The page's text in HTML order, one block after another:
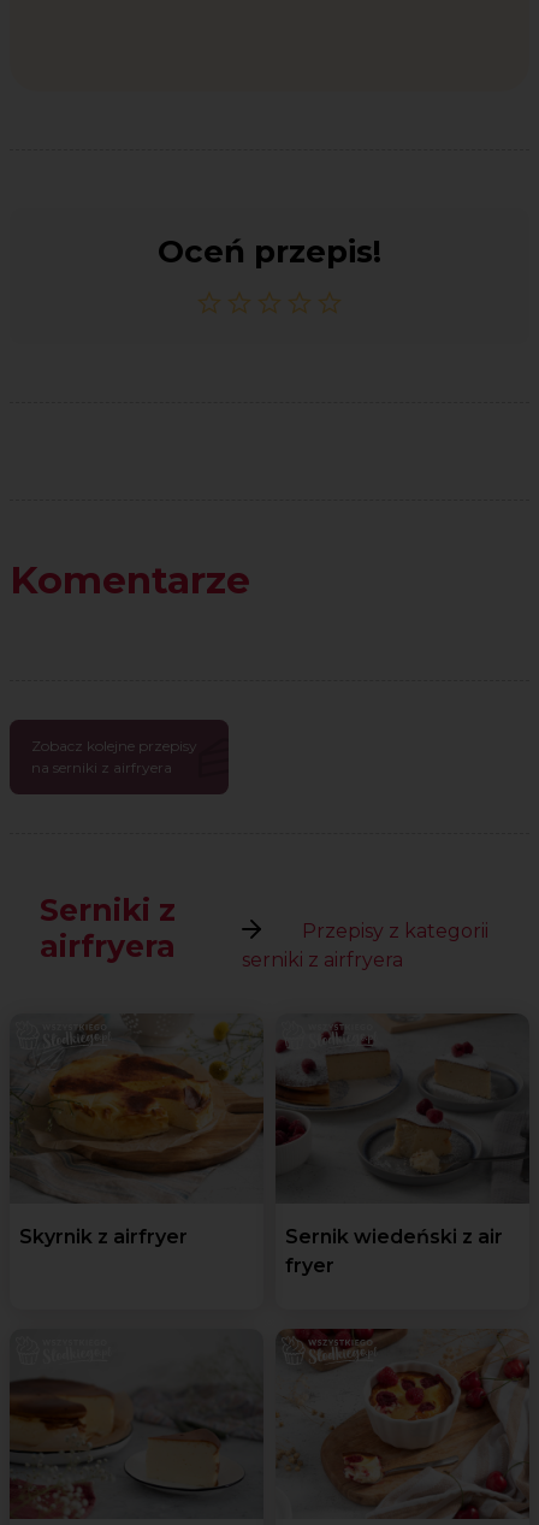
Oceń przepis!
Komentarze
Zobacz kolejne przepisy
na serniki z airfryera
Serniki z
airfryera
Przepisy z kategorii
serniki z airfryera
Skyrnik z airfryer
Sernik wiedeński z air
fryer